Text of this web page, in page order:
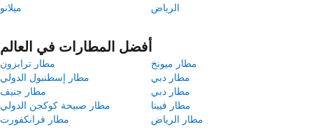
ميلانو
الرياض
أفضل المطارات في العالم
مطار ترابزون
مطار ميونخ
مطار إسطنبول الدولي
مطار دبي
مطار جنيف
مطار دبي
مطار صبيحة كوكجن الدولي
مطار فيينا
مطار فرانكفورت
مطار الرياض